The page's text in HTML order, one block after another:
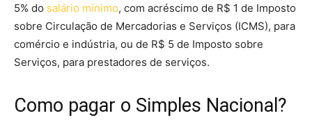
5% do salário mínimo, com acréscimo de R$ 1 de Imposto
sobre Circulação de Mercadorias e Serviços (ICMS), para
comércio e indústria, ou de R$ 5 de Imposto sobre
Serviços, para prestadores de serviços.‍
Como pagar o Simples Nacional?